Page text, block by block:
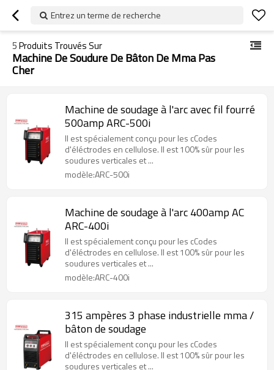
Entrez un terme de recherche
5Produits Trouvés Sur
Machine De Soudure De Bâton De Mma Pas
Cher
Machine de soudage à l'arc avec fil fourré
500amp ARC-500i
Il est spécialement conçu pour les cCodes
d'éléctrodes en cellulose. Il est 100% sûr pour les
soudures verticales et ...
modèle:ARC-500i
Machine de soudage à l'arc 400amp AC
ARC-400i
Il est spécialement conçu pour les cCodes
d'éléctrodes en cellulose. Il est 100% sûr pour les
soudures verticales et ...
modèle:ARC-400i
315 ampères 3 phase industrielle mma /
bâton de soudage
Il est spécialement conçu pour les cCodes
d'éléctrodes en cellulose. Il est 100% sûr pour les
soudures verticales et ...